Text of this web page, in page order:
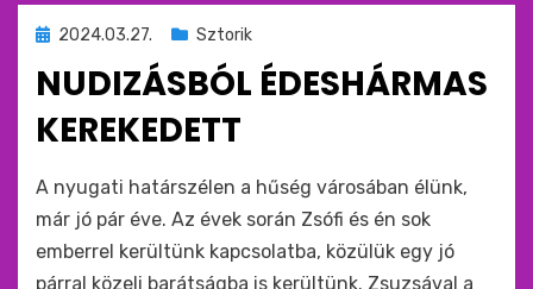
Beküldve
2024.03.27. Sztorik
NUDIZÁSBÓL ÉDESHÁRMAS
KEREKEDETT
monkey
A nyugati határszélen a hűség városában élünk,
már jó pár éve. Az évek során Zsófi és én sok
emberrel kerültünk kapcsolatba, közülük egy jó
párral közeli barátságba is kerültünk. Zsuzsával a